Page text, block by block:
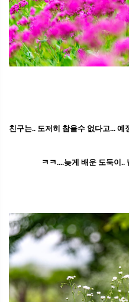
친구는.. 도저히 참을수 없다고... 예
ㅋㅋ....늦게 배운 도둑이..